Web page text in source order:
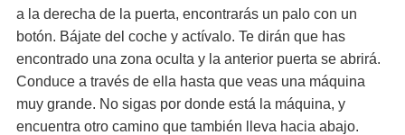
a la derecha de la puerta, encontrarás un palo con un
botón. Bájate del coche y actívalo. Te dirán que has
encontrado una zona oculta y la anterior puerta se abrirá.
Conduce a través de ella hasta que veas una máquina
muy grande. No sigas por donde está la máquina, y
encuentra otro camino que también lleva hacia abajo.